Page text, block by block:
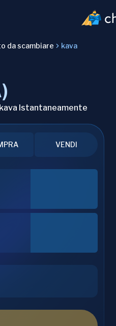
da scambiare kava
Istantaneamente
VENDI